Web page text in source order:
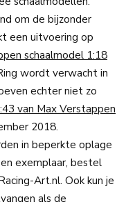
om de bijzonder
een uitvoering op
schaalmodel 1:18
wordt verwacht in
echter niet zo
van Max Verstappen
2018.
in beperkte oplage
exemplaar, bestel
Art.nl. Ook kun je
als de